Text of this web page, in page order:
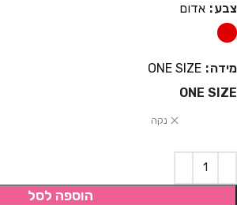
צבע אדום
מידה
ONE SIZE
ONE SIZE
נקה
הוספה לסל